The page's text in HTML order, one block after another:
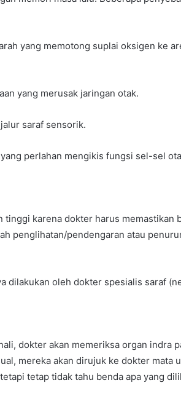
yang memotong suplai oksigen ke
yang merusak jaringan otak.
saraf sensorik.
perlahan mengikis fungsi sel-sel
karena dokter harus memastikan
penglihatan/pendengaran atau
dilakukan oleh dokter spesialis saraf
dokter akan memeriksa organ indra
mereka akan dirujuk ke dokter mata
tetap tidak tahu benda apa yang